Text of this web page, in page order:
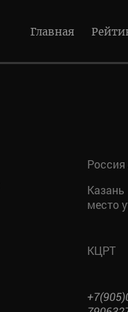
Главная
Казань
место
КЦРТ